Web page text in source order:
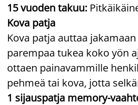
15 vuoden takuu:
Kova patja
Kova patja auttaa
parempaa tukea koko yön
ottaen painavammille
pehmeä tai kova, jotta
1 sijauspatja memory-